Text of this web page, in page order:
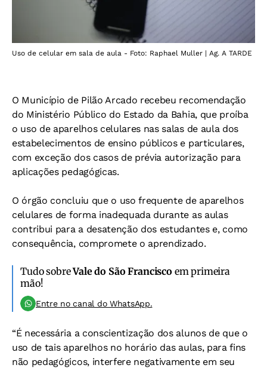
Uso de celular em sala de aula - Foto: Raphael Muller | Ag. A TARDE
O Município de Pilão Arcado recebeu recomendação
do Ministério Público do Estado da Bahia, que proíba
o uso de aparelhos celulares nas salas de aula dos
estabelecimentos de ensino públicos e particulares,
com exceção dos casos de prévia autorização para
aplicações pedagógicas.
O órgão concluiu que o uso frequente de aparelhos
celulares de forma inadequada durante as aulas
contribui para a desatenção dos estudantes e, como
consequência, compromete o aprendizado.
Tudo sobreVale do São Francisco em primeira
mão!
Entre no canal do WhatsApp.
“É necessária a conscientização dos alunos de que o
uso de tais aparelhos no horário das aulas, para fins
não pedagógicos, interfere negativamente em seu